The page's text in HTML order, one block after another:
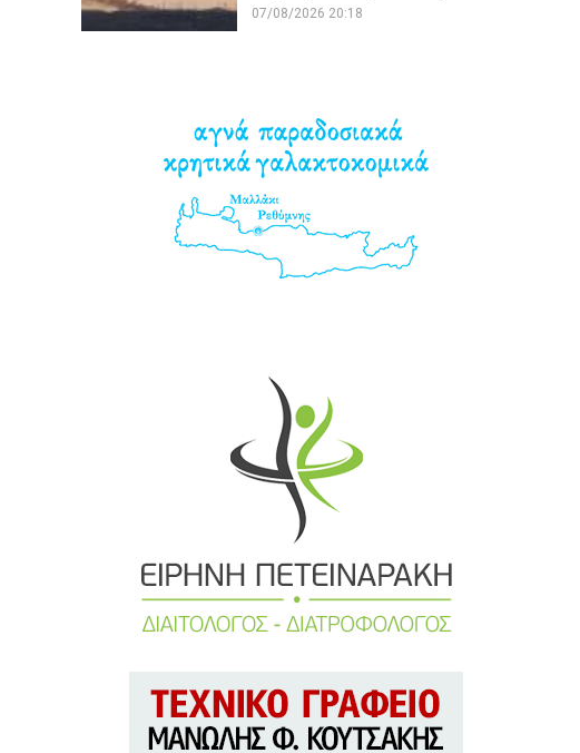
07/08/2026 20:18